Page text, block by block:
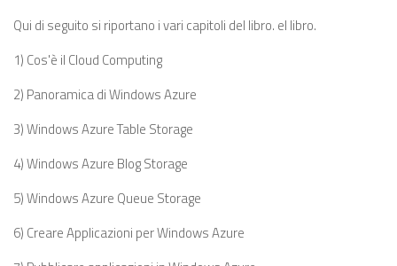
Qui di seguito si riportano i vari capitoli del libro. el libro.
1) Cos'è il Cloud Computing
2) Panoramica di Windows Azure
3) Windows Azure Table Storage
4) Windows Azure Blog Storage
5) Windows Azure Queue Storage
6) Creare Applicazioni per Windows Azure